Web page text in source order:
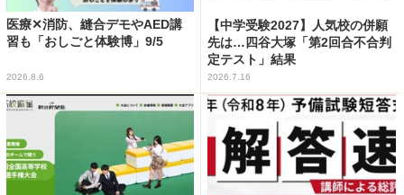
医療✕消防、縫合デモやAED講
習も「おしごと体験博」9/5
2026.8.6
【中学受験2027】人気校の併願
先は…四谷大塚「第2回合不合判
定テスト」結果
2026.7.16